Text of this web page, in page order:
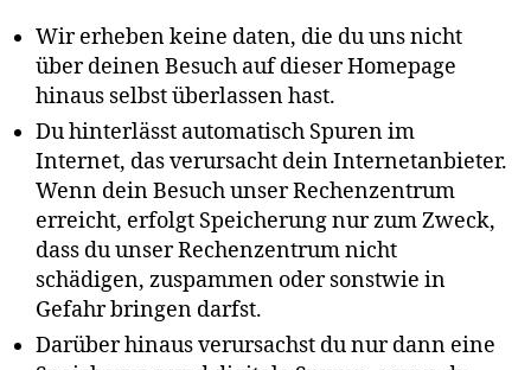
Wir erheben keine daten, die du uns nicht
über deinen Besuch auf dieser Homepage
hinaus selbst überlassen hast.
Du hinterlässt automatisch Spuren im
Internet, das verursacht dein Internetanbieter.
Wenn dein Besuch unser Rechenzentrum
erreicht, erfolgt Speicherung nur zum Zweck,
dass du unser Rechenzentrum nicht
schädigen, zuspammen oder sonstwie in
Gefahr bringen darfst.
Darüber hinaus verursachst du nur dann eine